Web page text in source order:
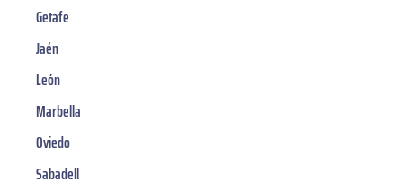
Getafe
Jaén
León
Marbella
Oviedo
Sabadell